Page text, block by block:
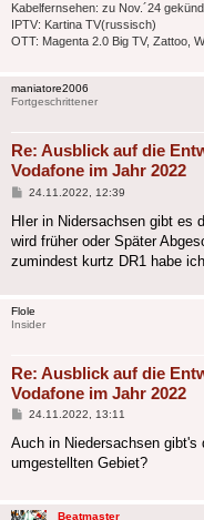
Kabelfernsehen: zu Nov.´24
IPTV: Kartina TV(russisch)
OTT: Magenta 2.0 Big TV, Zattoo,
maniatore2006
Fortgeschrittener
Re: Ausblick auf die
Vodafone im Jahr 2022
Beitrag
24.11.2022, 12:39
HIer in Nidersachsen gibt es
wird früher oder Später
zumindest kurtz DR1 habe
Flole
Insider
Re: Ausblick auf die
Vodafone im Jahr 2022
Beitrag
24.11.2022, 13:11
Auch in Niedersachsen gibt's
umgestellten Gebiet?
Beatmaster